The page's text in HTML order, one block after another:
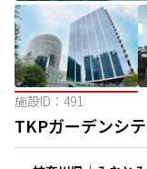
施設ID： 491
TKPガーデンシ